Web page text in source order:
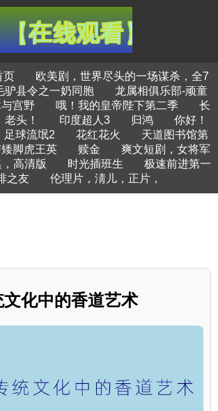
页
欧美剧，世界尽头的一场谋杀，全7
驴县令之一奶同胞
龙属相俱乐部-顽童
宫野 哦！我的皇帝陛下第二季
长
老头！ 印度超人3 归鸿
你好！
足球流氓2 花红花火
天道图书馆第
脚虎王英 赎金
爽文短剧，女将军
高清版
时光插班生
极速前进第一
之友 伦理片，淸儿，正片，
化中的香道艺术